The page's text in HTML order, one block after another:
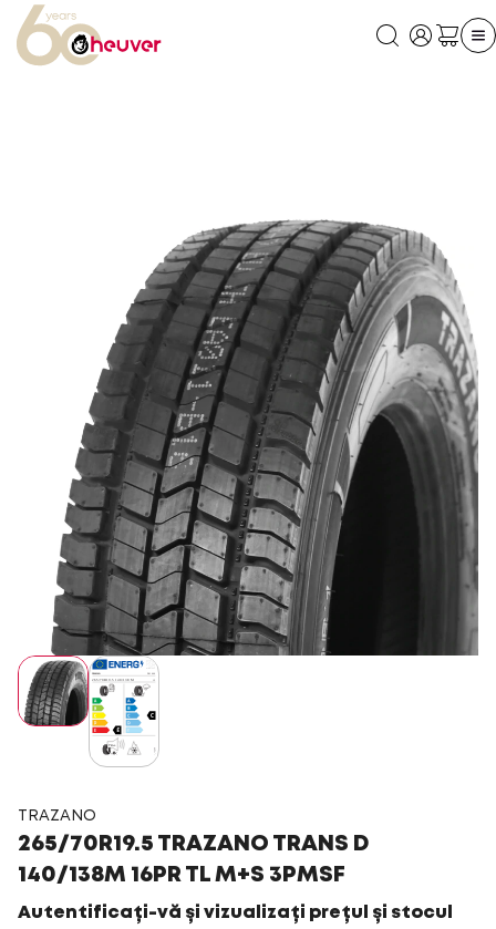
TRAZANO
265/70R19.5 TRAZANO TRANS D
140/138M 16PR TL M+S 3PMSF
Autentificați-vă și vizualizați prețul și stocul